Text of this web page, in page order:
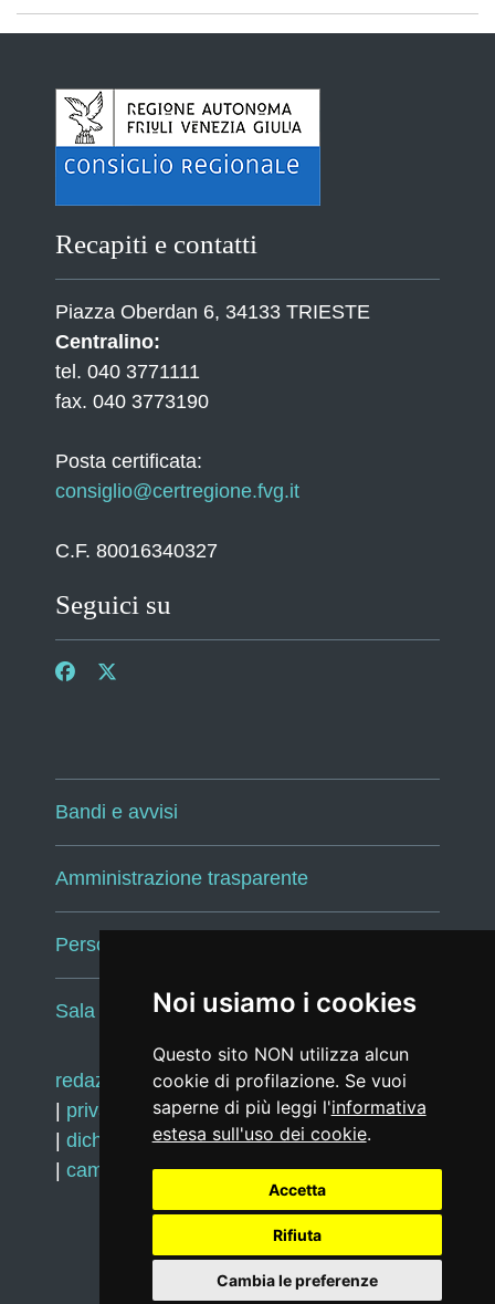
Noi usiamo i cookies
Questo sito NON utilizza alcun
cookie di profilazione. Se vuoi
saperne di più leggi l'informativa
estesa sull'uso dei cookie.
Accetta
Rifiuta
Cambia le preferenze
Recapiti e contatti
Piazza Oberdan 6, 34133 TRIESTE
Centralino:
tel. 040 3771111
fax. 040 3773190
Posta certificata:
consiglio@certregione.fvg.it
C.F. 80016340327
Seguici su
Bandi e avvisi
Amministrazione trasparente
Persone e Uffici
Sala Tiziano Tessitori
redazione web | note legali |glossario
privacy |social media policy
dichiarazione di accessibilità |feedback
cambio preferenze cookie
Realizzato da